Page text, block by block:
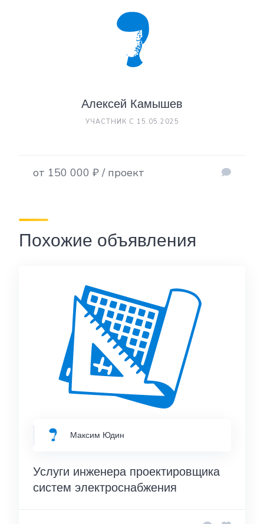
Алексей Камышев
УЧАСТНИК С 15.05.2025
от 150 000 ₽ / проект
Похожие объявления
Максим Юдин
Услуги инженера проектировщика
систем электроснабжения